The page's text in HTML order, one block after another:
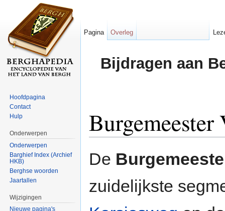
Bijdragen aan
Burgemeester
De
zuidelijkste
Pagina Overleg
Hoofdpagina
Contact
Hulp
Onderwerpen
Onderwerpen
Barghief Index (Archief
HKB)
Berghse woorden
Jaartallen
Wijzigingen
Nieuwe pagina's